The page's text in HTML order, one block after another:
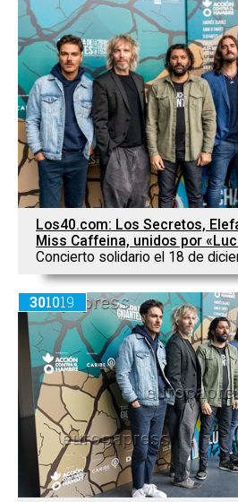
Los40.com: Los Secretos,
Miss Caffeina, unidos por
Concierto solidario el 18 de
301019